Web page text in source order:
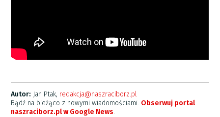
Autor: Jan Ptak, redakcja@naszraciborz.pl
Bądź na bieżąco z nowymi wiadomościami. Obserwuj portal
naszraciborz.pl w Google News.